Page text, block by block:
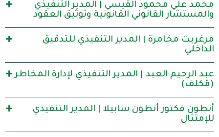
محمد علي محمود القيسي | المدير التنفيذي
والمستشار القانوني القانونية وتوثيق العقود
مرغريت مخامرة | المدير التنفيذي للتدقيق
الداخلي
عبد الرحيم العبد | المدير التنفيذي لإدارة المخاطر
(مُكلف)
أنطون فكتور أنطون سابيلا | المدير التنفيذي
للإمتثال